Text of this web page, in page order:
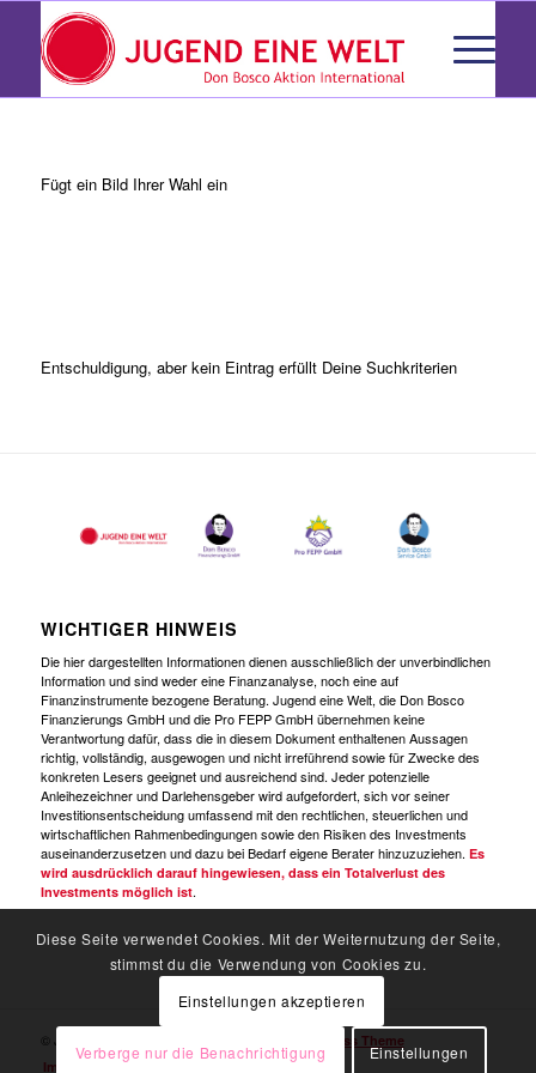
Fügt ein Bild Ihrer Wahl ein
Entschuldigung, aber kein Eintrag erfüllt Deine Suchkriterien
WICHTIGER HINWEIS
Die hier dargestellten Informationen dienen ausschließlich der unverbindlichen
Information und sind weder eine Finanzanalyse, noch eine auf
Finanzinstrumente bezogene Beratung. Jugend eine Welt, die Don Bosco
Finanzierungs GmbH und die Pro FEPP GmbH übernehmen keine
Verantwortung dafür, dass die in diesem Dokument enthaltenen Aussagen
richtig, vollständig, ausgewogen und nicht irreführend sowie für Zwecke des
konkreten Lesers geeignet und ausreichend sind. Jeder potenzielle
Anleihezeichner und Darlehensgeber wird aufgefordert, sich vor seiner
Investitionsentscheidung umfassend mit den rechtlichen, steuerlichen und
wirtschaftlichen Rahmenbedingungen sowie den Risiken des Investments
auseinanderzusetzen und dazu bei Bedarf eigene Berater hinzuzuziehen. Es
wird ausdrücklich darauf hingewiesen, dass ein Totalverlust des
Investments möglich ist.
© Jugend Eine Welt -
powered by Enfold WordPress Theme
Impressum
Diese Seite verwendet Cookies. Mit der Weiternutzung der Seite,
stimmst du die Verwendung von Cookies zu.
Einstellungen akzeptieren
Verberge nur die Benachrichtigung Einstellungen